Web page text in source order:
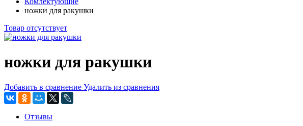
ножки для ракушки
Товар отсутствует
ножки для ракушки
Добавить в сравнение Удалить из сравнения
Отзывы